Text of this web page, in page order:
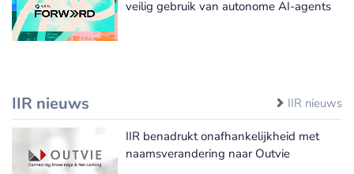
veilig gebruik van autonome AI-agents
IIR nieuws IIR nieuws
IIR benadrukt onafhankelijkheid met
naamsverandering naar Outvie